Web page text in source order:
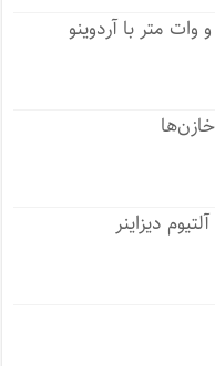
متر با آردوینو
دیزاینر